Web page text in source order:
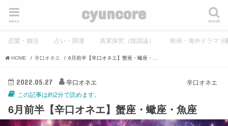
cyuncore search
menu
恋愛・婚活 占い・開運 真実探究（陰謀論） 映画・海外ドラマ・
HOME 辛口オネエ
辛口オネエ
2022.05.27
辛口オネエ
この記事は約2分で読めます。
6月前半【辛口オネエ】蟹座・蠍座・魚座